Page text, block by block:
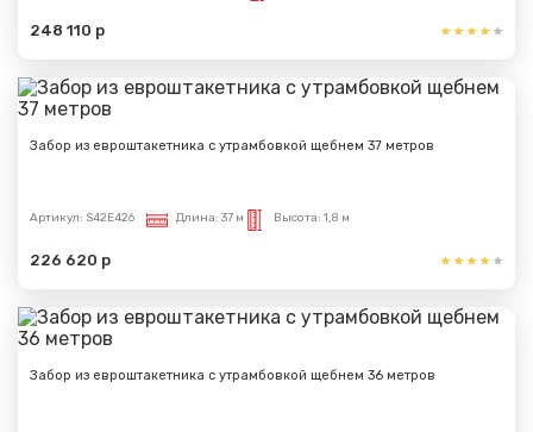
248 110 р
Забор из евроштакетника с утрамбовкой щебнем 37 метров
Артикул: S42E426 Длина: 37 м Высота: 1,8 м
226 620 р
Забор из евроштакетника с утрамбовкой щебнем 36 метров